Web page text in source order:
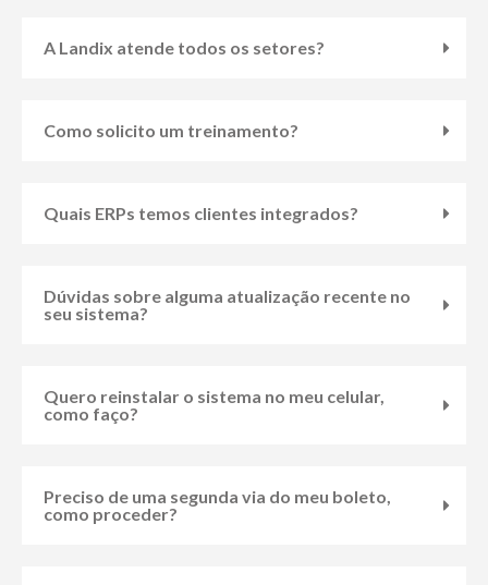
A Landix atende todos os setores?
Como solicito um treinamento?
Quais ERPs temos clientes integrados?
Dúvidas sobre alguma atualização recente no
seu sistema?
Quero reinstalar o sistema no meu celular,
como faço?
Preciso de uma segunda via do meu boleto,
como proceder?